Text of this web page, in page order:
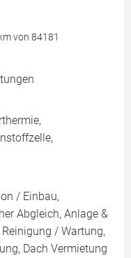
von 84181
/ Einbau,
Abgleich, Anlage &
/ Wartung,
Dach Vermietung